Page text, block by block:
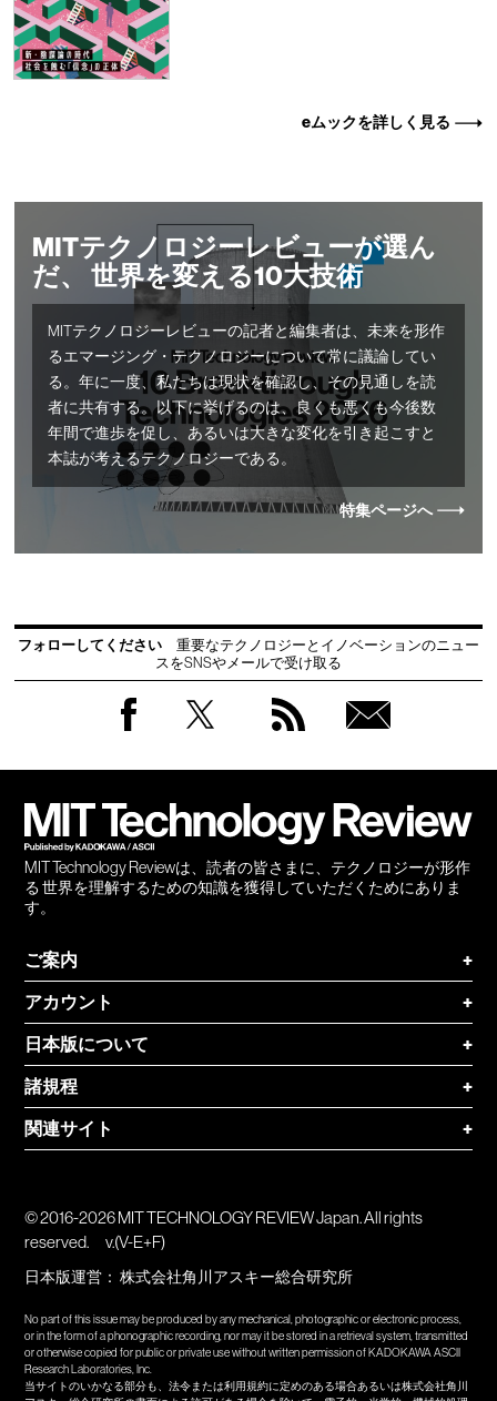
eムックを詳しく見る
MITテクノロジーレビューが選ん
だ、 世界を変える10大技術
MITテクノロジーレビューの記者と編集者は、未来を形作
るエマージング・テクノロジーについて常に議論してい
る。年に一度、私たちは現状を確認し、その見通しを読
者に共有する。以下に挙げるのは、良くも悪くも今後数
年間で進歩を促し、あるいは大きな変化を引き起こすと
本誌が考えるテクノロジーである。
特集ページへ
フォローしてください
重要なテクノロジーとイノベーションのニュー
スをSNSやメールで受け取る
MIT Technology Reviewは、読者の皆さまに、テクノロジーが形作
る 世界を理解するための知識を獲得していただくためにありま
す。
ご案内
+
アカウント
+
日本版について
+
諸規程
+
関連サイト
+
© 2016-2026 MIT TECHNOLOGY REVIEW Japan. All rights
reserved.
v.(V-E+F)
日本版運営：株式会社角川アスキー総合研究所
No part of this issue may be produced by any mechanical, photographic or electronic process,
or in the form of a phonographic recording, nor may it be stored in a retrieval system, transmitted
or otherwise copied for public or private use without written permission of KADOKAWA ASCII
Research Laboratories, Inc.
当サイトのいかなる部分も、法令または利用規約に定めのある場合あるいは株式会社角川